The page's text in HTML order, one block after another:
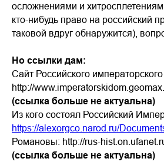
осложнениями и
кто-нибудь право на российский
таковой вдруг обнаружится),
Но ссылки дам:
Сайт Российского
http://
(ссылка больше не актуальна)
Из кого состоял Российский
https://alexorgco.narod.ru/
Романовы: http://rus-
(ссылка больше не актуальна)